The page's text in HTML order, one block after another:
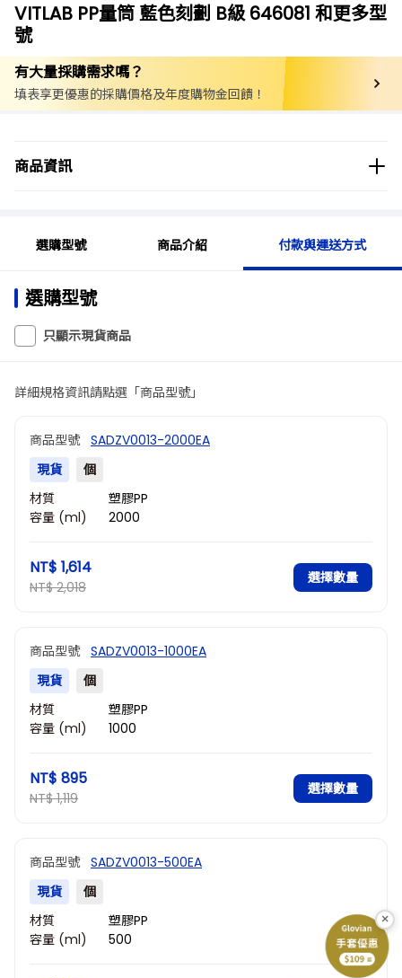
VITLAB PP量筒 藍色刻劃 B級 646081 和更多型
號
有大量採購需求嗎？
填表享更優惠的採購價格及年度購物金回饋！
商品資訊
商品分類
選購型號 商品介紹 付款與運送方式
選購型號
只顯示現貨商品
詳細規格資訊請點選「商品型號」
商品型號 SADZV0013-2000EA
現貨
個
材質
塑膠PP
容量 (ml)
2000
NT$ 1,614
NT$ 2,018
選擇數量
商品型號 SADZV0013-1000EA
現貨
個
材質
塑膠PP
容量 (ml)
1000
NT$ 895
NT$ 1,119
選擇數量
商品型號 SADZV0013-500EA
現貨
個
材質
塑膠PP
容量 (ml)
500
×